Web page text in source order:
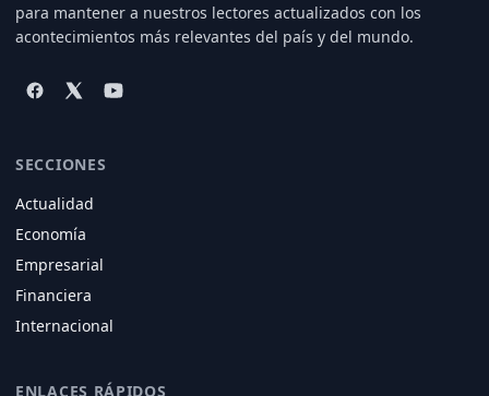
para mantener a nuestros lectores actualizados con los
acontecimientos más relevantes del país y del mundo.
SECCIONES
Actualidad
Economía
Empresarial
Financiera
Internacional
ENLACES RÁPIDOS